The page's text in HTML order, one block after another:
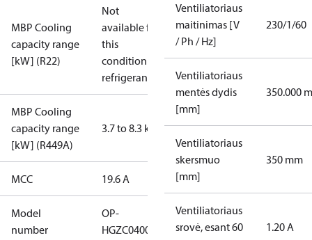
MBP Cooling
capacity range
[kW] (R22)
Not
available for
this
condition /
refrigerant
MBP Cooling
capacity range
[kW] (R449A)
3.7 to 8.3 kW
MCC 19.6 A
Model
number
OP-
HGZC0400UWJ300Q
Ventiliatoriaus
maitinimas [V
/ Ph / Hz]
230/1/60
Ventiliatoriaus
mentės dydis
[mm]
350.000
Ventiliatoriaus
skersmuo
[mm]
350 mm
Ventiliatoriaus
srovė, esant 60
1.20 A